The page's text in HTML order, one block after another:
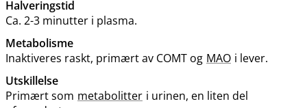
Halveringstid
Ca. 2-3 minutter i plasma.
Metabolisme
Inaktiveres raskt, primært av COMT og MAO i lever.
Utskillelse
Primært som metabolitter i urinen, en liten del